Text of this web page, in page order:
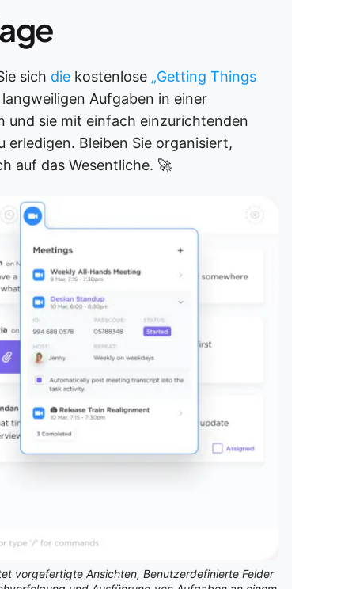
sich die kostenlose „Getting Things
Aufgaben in einer
und sie mit einfach einzurichtenden
erledigen. Bleiben Sie organisiert,
auf das Wesentliche. 🚀
vorgefertigte Ansichten, Benutzerdefinierte Felder